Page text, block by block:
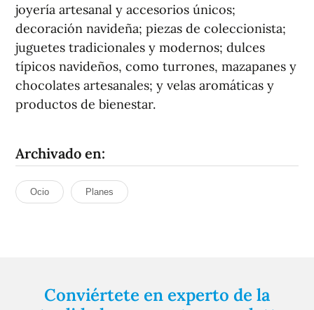
joyería artesanal y accesorios únicos;
decoración navideña; piezas de coleccionista;
juguetes tradicionales y modernos; dulces
típicos navideños, como turrones, mazapanes y
chocolates artesanales; y velas aromáticas y
productos de bienestar.
Archivado en:
Ocio Planes
Conviértete en experto de la